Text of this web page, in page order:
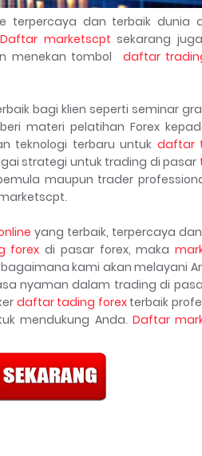
terpercaya dan terbaik dunia
Daftar marketscpt sekarang
menekan tombol daftar
bagi klien seperti seminar
materi pelatihan Forex
teknologi terbaru untuk daftar
strategi untuk trading di pasar
maupun trader
yang terbaik, terpercaya
forex di pasar forex, maka
kami akan melayani
nyaman dalam trading di
daftar tading forexterbaik
mendukung Anda. Daftar